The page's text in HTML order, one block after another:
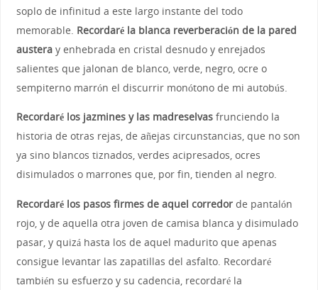
soplo de infinitud a este largo instante del todo
memorable. Recordaré la blanca reverberación de la pared
austeray enhebrada en cristal desnudo y enrejados
salientes que jalonan de blanco, verde, negro, ocre o
sempiterno marrón el discurrir monótono de mi autobús.
Recordaré los jazmines y las madreselvasfrunciendo la
historia de otras rejas, de añejas circunstancias, que no son
ya sino blancos tiznados, verdes acipresados, ocres
disimulados o marrones que, por fin, tienden al negro.
Recordaré los pasos firmes de aquel corredorde pantalón
rojo, y de aquella otra joven de camisa blanca y disimulado
pasar, y quizá hasta los de aquel madurito que apenas
consigue levantar las zapatillas del asfalto. Recordaré
también su esfuerzo y su cadencia, recordaré la